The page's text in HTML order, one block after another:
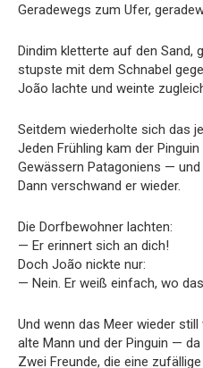
Geradewegs zum Ufer,
Dindim kletterte auf den Sand,
stupste mit dem Schnabel
João lachte und weinte
Seitdem wiederholte sich das
Jeden Frühling kam der
Gewässern Patagoniens —
Dann verschwand er wieder.
Die Dorfbewohner lachten:
— Er erinnert sich an dich!
Doch João nickte nur:
— Nein. Er weiß einfach, wo
Und wenn das Meer wieder
alte Mann und der Pinguin —
Zwei Freunde, die eine